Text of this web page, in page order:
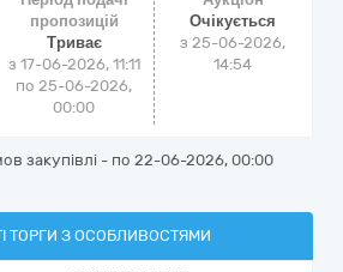
пропозицій
Триває
з 17-06-2026, 11:11
по 25-06-2026,
00:00
Очікується
з25-06-2026,
14:54
закупівлі - по 22-06-2026, 00:00
ТОРГИ З ОСОБЛИВОСТЯМИ